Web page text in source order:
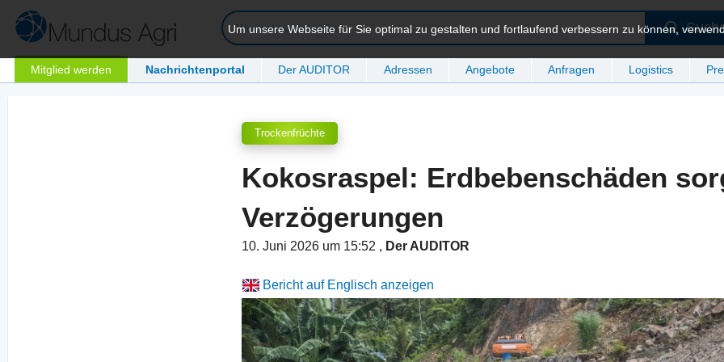
Mitglied werden Nachrichtenportal Der AUDITOR Adressen Angebote Anfragen Logistics
Um unsere Webseite für Sie optimal zu gestalten und fortlaufend verbessern zu können,
Trockenfrüchte
Kokosraspel: Erdbebenschäden
Verzögerungen
10. Juni 2026 um 15:52 , Der AUDITOR
Bericht auf Englisch anzeigen